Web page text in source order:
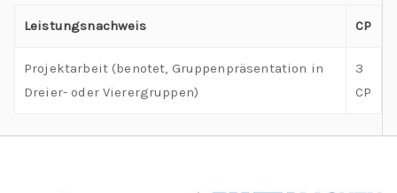
Leistungsnachweis CP
Projektarbeit (benotet, Gruppenpräsentation in
Dreier- oder Vierergruppen)
3
CP